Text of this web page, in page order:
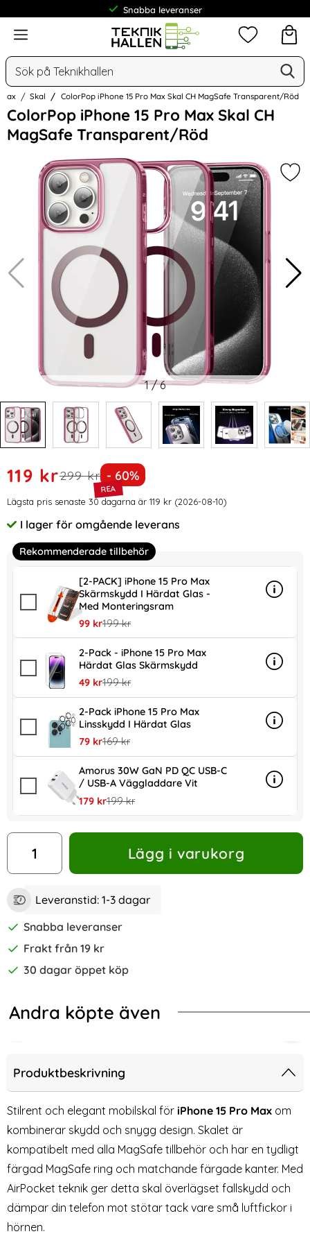
Snabba leveranser
Frakt från 19 kr
Meny
Sök
Mina
Skal ColorPop iPhone 15 Pro Max Skal CH MagSafe Transparent/Röd
ColorPop iPhone 15 Pro Max Skal CH
MagSafe Transparent/Röd
Hoppa
över
Bilder
1/6
Handla denna produkt ColorPop iPhone 15 Pro Max Skal
rea pris
119 krtidigare pris
299 kr Priset är nedsatt med
- 60%
Prishistorik
Lägsta pris senaste 30 dagarna är 119 kr (2026-08-10)
Tillgänglighet:
I lager för omgående leverans
Rekommenderade tillbehör
[2-PACK] iPhone 15 Pro Max
Skärmskydd I Härdat Glas -
Med Monteringsram
rea pris
99 krtidigare pris
199 kr
Info
mer
2-Pack - iPhone 15 Pro Max
Härdat Glas Skärmskydd
rea pris
49 krtidigare pris
199 kr
Info
mer
2-Pack iPhone 15 Pro Max
Linsskydd I Härdat Glas
rea pris
79 krtidigare pris
169 kr
Info
mer
Amorus 30W GaN PD QC USB-C
/ USB-A Väggladdare Vit
rea pris
179 krtidigare pris
199 kr
Info
mer
antal
Lägg i varukorg
Leveranstid: 1-3 dagar
Snabba leveranser
Frakt från 19 kr
30 dagar öppet köp
Andra köpte även
Matt Röd
15 Pro Max Skal MagSafe Shockproof Akryl Svart
2-Pack - iPhone 15 Pro Max 2-
Produktbeskrivning
Stilrent och elegant mobilskal för iPhone 15 Pro Max om
kombinerar skydd och snygg design. Skalet är
kompatibelt med alla MagSafe tillbehör och har en tydligt
färgad MagSafe ring och matchande färgade kanter. Med
AirPocket teknik ger detta skal överlägset fallskydd och
dämpar din telefon mot stötar tack vare små luftfickor i
hörnen.